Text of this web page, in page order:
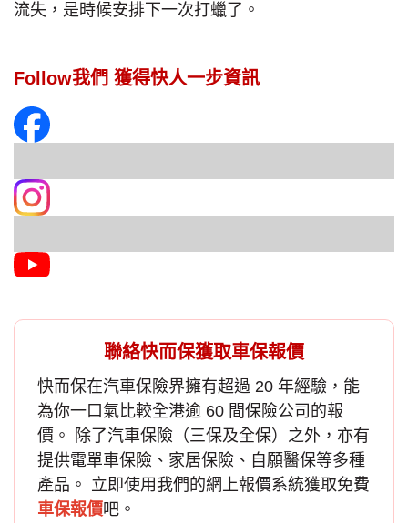
流失，是時候安排下一次打蠟了。
Follow我們 獲得快人一步資訊
聯絡快而保獲取車保報價
快而保在汽車保險界擁有超過 20 年經驗，能
為你一口氣比較全港逾 60 間保險公司的報
價。 除了汽車保險 （三保及全保）之外，亦有
提供電單車保險、家居保險、自願醫保等多種
產品。 立即使用我們的網上報價系統獲取免費
車保報價吧。